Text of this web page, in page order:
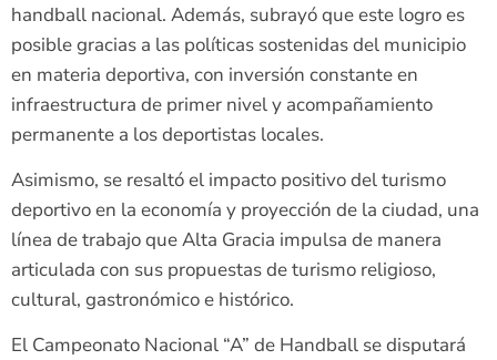
handball nacional. Además, subrayó que este logro es
posible gracias a las políticas sostenidas del municipio
en materia deportiva, con inversión constante en
infraestructura de primer nivel y acompañamiento
permanente a los deportistas locales.
Asimismo, se resaltó el impacto positivo del turismo
deportivo en la economía y proyección de la ciudad, una
línea de trabajo que Alta Gracia impulsa de manera
articulada con sus propuestas de turismo religioso,
cultural, gastronómico e histórico.
El Campeonato Nacional “A” de Handball se disputará